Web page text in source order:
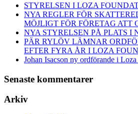
STYRELSEN I LOZA
NYA REGLER FÖR
MÖJLIGT FÖR FÖRETAG ATT
NYA STYRELSEN PÅ PLATS I
PÄR RYLÖV LÄMNAR
EFTER FYRA ÅR I LOZA
Johan Isacson ny ordförande i
Senaste kommentarer
Arkiv